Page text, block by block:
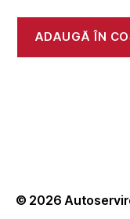
ADAUGĂ ÎN
© 2026